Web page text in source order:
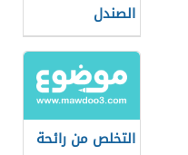
الصندل
التخلص من رائحة